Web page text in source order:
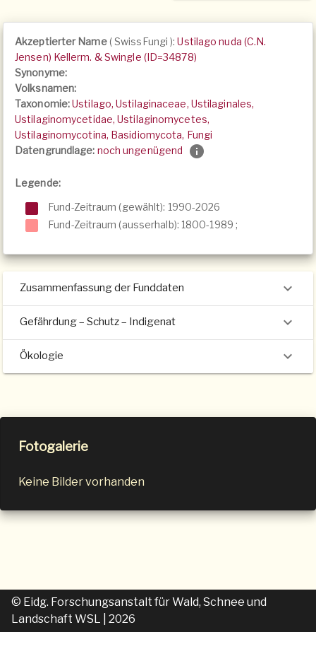
Akzeptierter Name(SwissFungi):Ustilago nuda (C.N.
Jensen) Kellerm. & Swingle (ID=34878)
Synonyme:
Volksnamen:
Taxonomie:Ustilago, Ustilaginaceae, Ustilaginales,
Ustilaginomycetidae, Ustilaginomycetes,
Ustilaginomycotina, Basidiomycota, Fungi
Datengrundlage: noch ungenügend
Legende:
Fund-Zeitraum (gewählt): 1990-2026
Fund-Zeitraum (ausserhalb): 1800-1989 ;
Zusammenfassung der Funddaten
Gefährdung – Schutz – Indigenat
Ökologie
Fotogalerie
Keine Bilder vorhanden
© Eidg. Forschungsanstalt für Wald, Schnee und
Landschaft WSL
| 2026